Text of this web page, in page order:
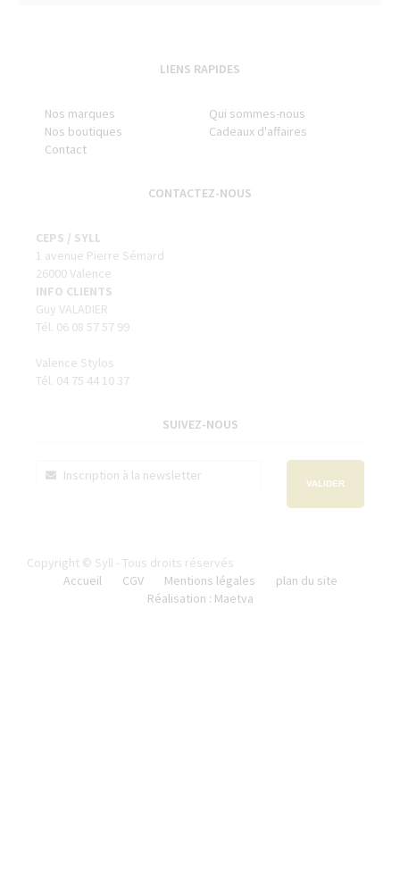
LIENS RAPIDES
Nos marques
Qui sommes-nous
Nos boutiques
Cadeaux d'affaires
Contact
CONTACTEZ-NOUS
CEPS / SYLL
1 avenue Pierre Sémard
26000 Valence
INFO CLIENTS
Guy VALADIER
Tél. 06 08 57 57 99
Valence Stylos
Tél. 04 75 44 10 37
SUIVEZ-NOUS
VALIDER
Copyright © Syll - Tous droits réservés
Accueil
CGV Mentions légales
plan du site
Réalisation : Maetva